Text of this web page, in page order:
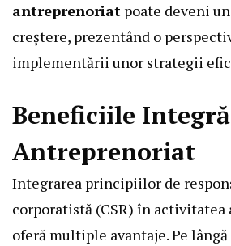
antreprenoriat poate deveni
creștere, prezentând o
implementării unor strategii
Beneficiile
Antreprenoriat
Integrarea principiilor de
corporatistă (CSR) în
oferă multiple avantaje. Pe